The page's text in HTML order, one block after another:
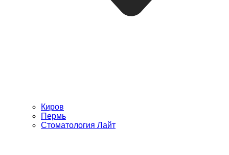
Киров
Пермь
Стоматология Лайт